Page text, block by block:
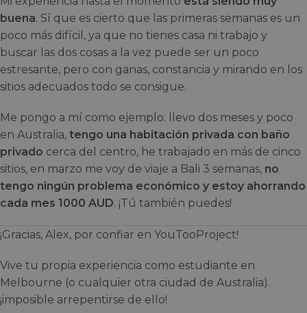
buena. Sí que es cierto que las primeras semanas es un
poco más difícil, ya que no tienes casa ni trabajo y
buscar las dos cosas a la vez puede ser un poco
estresante, pero con ganas, constancia y mirando en los
sitios adecuados todo se consigue.
Me pongo a mí como ejemplo: llevo dos meses y poco
en Australia, tengo una habitación privada con baño
privado cerca del centro, he trabajado en más de cinco
sitios, en marzo me voy de viaje a Bali 3 semanas, no
tengo ningún problema económico y estoy ahorrando
cada mes 1000 AUD. ¡Tú también puedes!
¡Gracias, Alex, por confiar en YouTooProject!
Vive tu propia experiencia como estudiante en
Melbourne (o cualquier otra ciudad de Australia).
¡imposible arrepentirse de ello!